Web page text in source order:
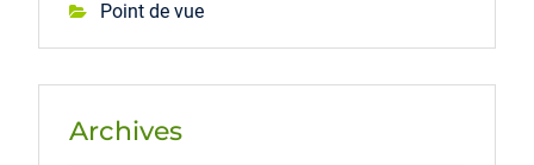
Point de vue
Archives